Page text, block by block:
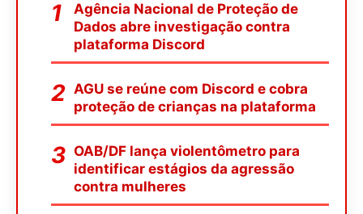
Agência Nacional de Proteção de
Dados abre investigação contra
plataforma Discord
AGU se reúne com Discord e cobra
proteção de crianças na plataforma
OAB/DF lança violentômetro para
identificar estágios da agressão
contra mulheres